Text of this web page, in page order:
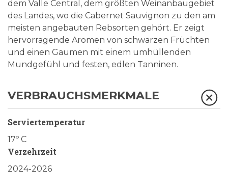
dem Valle Central, dem größten Weinanbaugebiet
des Landes, wo die Cabernet Sauvignon zu den am
meisten angebauten Rebsorten gehört. Er zeigt
hervorragende Aromen von schwarzen Früchten
und einen Gaumen mit einem umhüllenden
Mundgefühl und festen, edlen Tanninen.
VERBRAUCHSMERKMALE
Serviertemperatur
17º C
Verzehrzeit
2024-2026